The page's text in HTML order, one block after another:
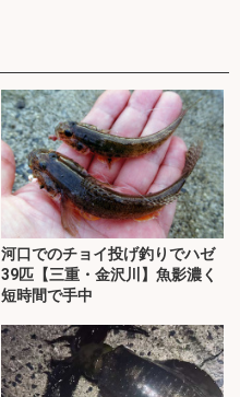
河口でのチョイ投げ釣りでハゼ
39匹【三重・金沢川】魚影濃く
短時間で手中